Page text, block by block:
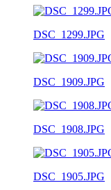
DSC_1299.JPG
DSC_1909.JPG
DSC_1908.JPG
DSC_1905.JPG